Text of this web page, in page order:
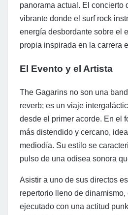
panorama actual. El concierto
vibrante donde el surf rock
energía desbordante sobre el
propia inspirada en la carrera
El Evento y el Artista
The Gagarins no son una
reverb; es un viaje
desde el primer acorde. En el
más distendido y cercano,
mediodía. Su estilo se
pulso de una odisea sonora
Asistir a uno de sus directos
repertorio lleno de
ejecutado con una actitud